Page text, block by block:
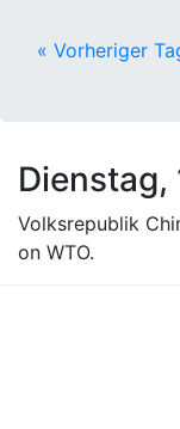
« Vorheriger
Dienstag,
Volksrepublik
on WTO.